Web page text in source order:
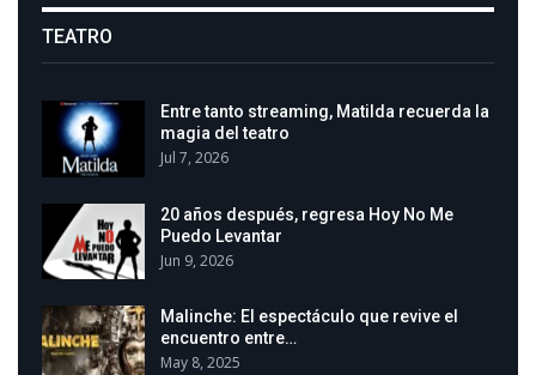
TEATRO
Entre tanto streaming, Matilda recuerda la
magia del teatro
Jul 7, 2026
20 años después, regresa Hoy No Me
Puedo Levantar
Jun 9, 2026
Malinche: El espectáculo que revive el
encuentro entre…
May 8, 2025